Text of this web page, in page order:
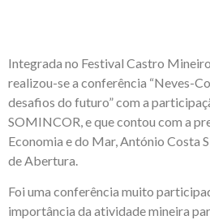
Integrada no Festival Castro
realizou-se a conferência “Neves-
desafios do futuro” com a
SOMINCOR, e que contou com a
Economia e do Mar, António Costa
de Abertura.
Foi uma conferência muito
importância da atividade mineira